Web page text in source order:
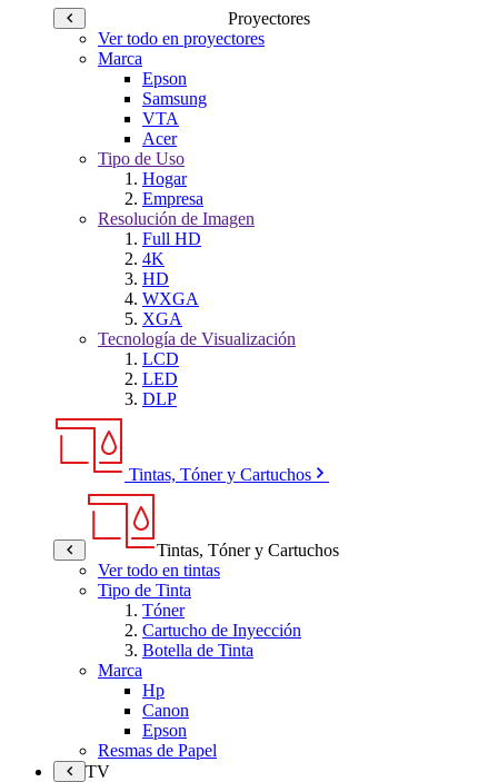
Proyectores
Ver todo en proyectores
Marca
Epson
Samsung
VTA
Acer
Tipo de Uso
Hogar
Empresa
Resolución de Imagen
Full HD
4K
HD
WXGA
XGA
Tecnología de Visualización
LCD
LED
DLP
Tintas, Tóner y Cartuchos
Tintas, Tóner y Cartuchos
Ver todo en tintas
Tipo de Tinta
Tóner
Cartucho de Inyección
Botella de Tinta
Marca
Hp
Canon
Epson
Resmas de Papel
TV